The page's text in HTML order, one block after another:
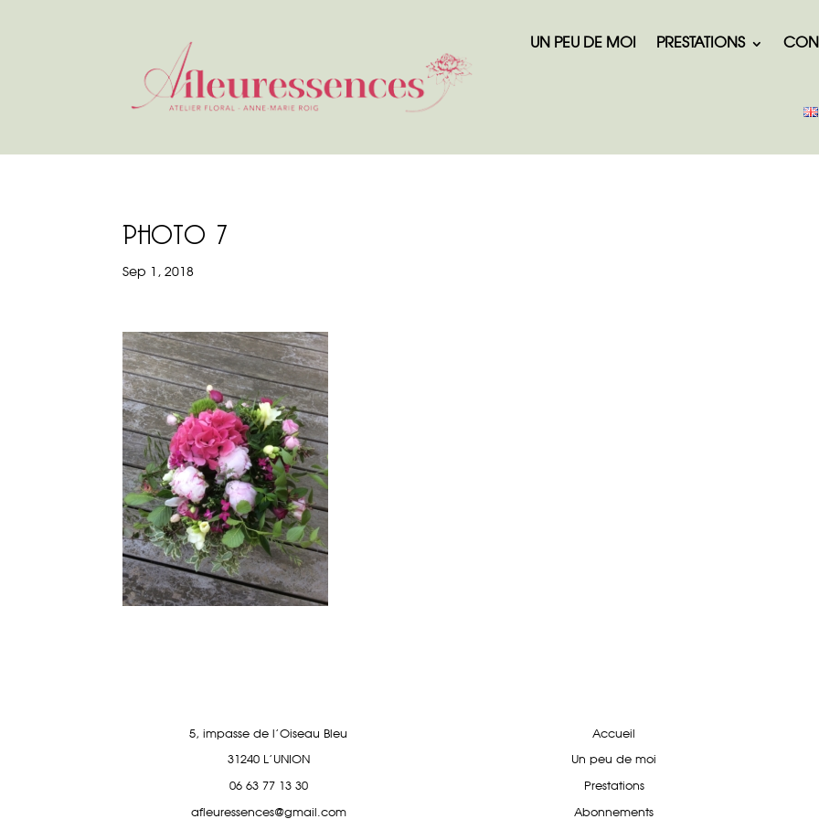
UN PEU DE MOI PRESTATIONS
PHOTO 7
Sep 1, 2018
5, impasse de l'Oiseau Bleu
31240 L'UNION
06 63 77 13 30
afleuressences@gmail.com
Accueil
Un peu de moi
Prestations
Abonnements